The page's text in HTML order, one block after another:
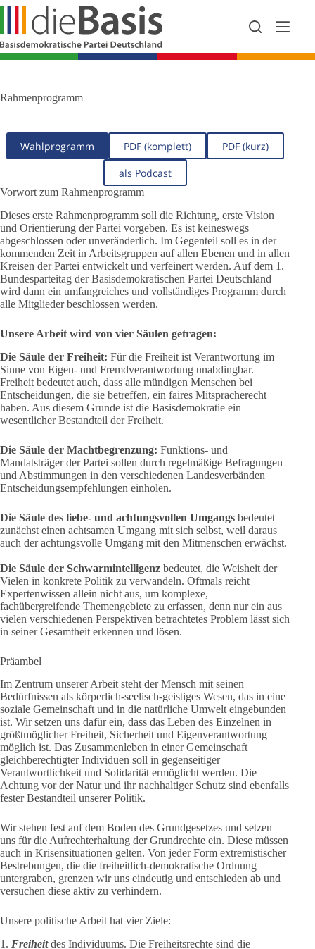
Zum
springen
Rahmenprogramm
Wahlprogramm PDF (komplett)
PDF (kurz)
als Podcast
Vorwort zum Rahmenprogramm
Dieses erste Rahmenprogramm soll die Richtung, erste Vision
und Orientierung der Partei vorgeben. Es ist keineswegs
abgeschlossen oder unveränderlich. Im Gegenteil soll es in der
kommenden Zeit in Arbeitsgruppen auf allen Ebenen und in allen
Kreisen der Partei entwickelt und verfeinert werden. Auf dem 1.
Bundesparteitag der Basisdemokratischen Partei Deutschland
wird dann ein umfangreiches und vollständiges Programm durch
alle Mitglieder beschlossen werden.
Unsere Arbeit wird von vier Säulen getragen:
Die Säule der Freiheit: Für die Freiheit ist Verantwortung im
Sinne von Eigen- und Fremdverantwortung unabdingbar.
Freiheit bedeutet auch, dass alle mündigen Menschen bei
Entscheidungen, die sie betreffen, ein faires Mitspracherecht
haben. Aus diesem Grunde ist die Basisdemokratie ein
wesentlicher Bestandteil der Freiheit.
Die Säule der Machtbegrenzung: Funktions- und
Mandatsträger der Partei sollen durch regelmäßige Befragungen
und Abstimmungen in den verschiedenen Landesverbänden
Entscheidungsempfehlungen einholen.
Die Säule des liebe- und achtungsvollen Umgangs bedeutet
zunächst einen achtsamen Umgang mit sich selbst, weil daraus
auch der achtungsvolle Umgang mit den Mitmenschen erwächst.
Die Säule der Schwarmintelligenz bedeutet, die Weisheit der
Vielen in konkrete Politik zu verwandeln. Oftmals reicht
Expertenwissen allein nicht aus, um komplexe,
fachübergreifende Themengebiete zu erfassen, denn nur ein aus
vielen verschiedenen Perspektiven betrachtetes Problem lässt sich
in seiner Gesamtheit erkennen und lösen.
Präambel
Im Zentrum unserer Arbeit steht der Mensch mit seinen
Bedürfnissen als körperlich-seelisch-geistiges Wesen, das in eine
soziale Gemeinschaft und in die natürliche Umwelt eingebunden
ist. Wir setzen uns dafür ein, dass das Leben des Einzelnen in
größtmöglicher Freiheit, Sicherheit und Eigenverantwortung
möglich ist. Das Zusammenleben in einer Gemeinschaft
gleichberechtigter Individuen soll in gegenseitiger
Verantwortlichkeit und Solidarität ermöglicht werden. Die
Achtung vor der Natur und ihr nachhaltiger Schutz sind ebenfalls
fester Bestandteil unserer Politik.
Wir stehen fest auf dem Boden des Grundgesetzes und setzen
uns für die Aufrechterhaltung der Grundrechte ein. Diese müssen
auch in Krisensituationen gelten. Von jeder Form extremistischer
Bestrebungen, die die freiheitlich-demokratische Ordnung
untergraben, grenzen wir uns eindeutig und entschieden ab und
versuchen diese aktiv zu verhindern.
Unsere politische Arbeit hat vier Ziele:
1. Freiheitdes Individuums. Die Freiheitsrechte sind die